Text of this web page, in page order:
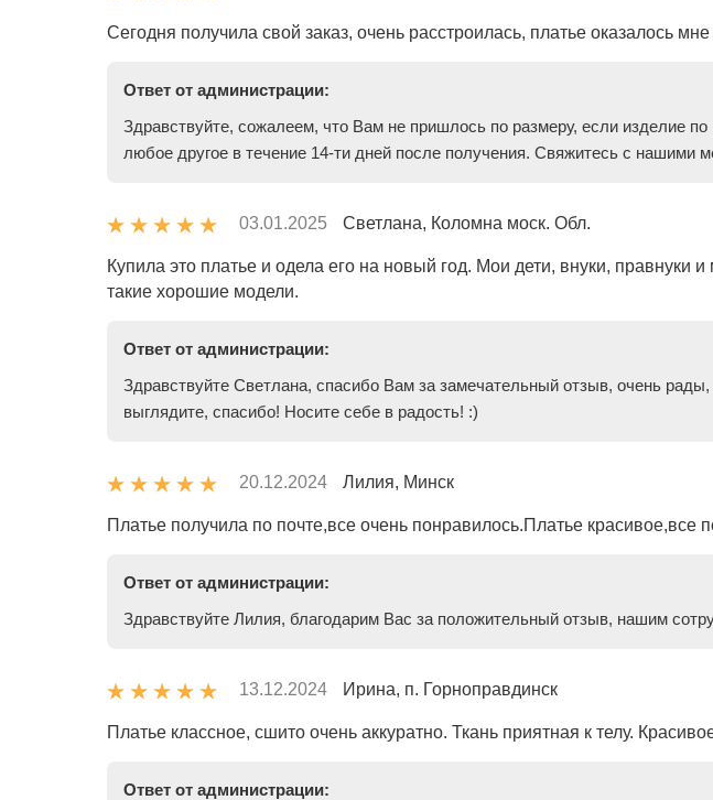
Сегодня получила свой заказ, очень расстроилась, платье оказалось
Ответ от администрации:
Здравствуйте, сожалеем, что Вам не пришлось по размеру, если изделие
любое другое в течение 14-ти дней после получения. Свяжитесь с нашими
03.01.2025 Светлана, Коломна моск. Обл.
Купила это платье и одела его на новый год. Мои дети, внуки,
такие хорошие модели.
Ответ от администрации:
Здравствуйте Светлана, спасибо Вам за замечательный отзыв, очень
выглядите, спасибо! Носите себе в радость! :)
20.12.2024 Лилия, Минск
Платье получила по почте,все очень понравилось.Платье
Ответ от администрации:
Здравствуйте Лилия, благодарим Вас за положительный отзыв, нашим
13.12.2024 Ирина, п. Горноправдинск
Платье классное, сшито очень аккуратно. Ткань приятная к телу.
Ответ от администрации: